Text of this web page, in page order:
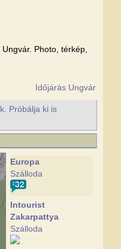
Photo, térkép,
Időjárás Ungvár
Próbálja ki is
Europa
Szálloda
Intourist
Zakarpattya
Szálloda